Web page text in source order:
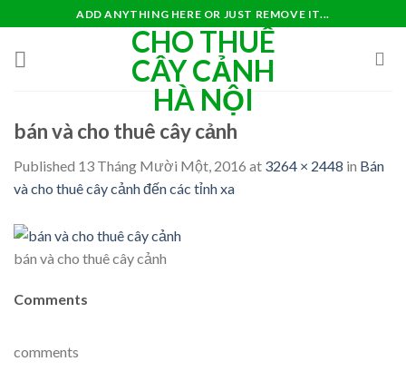
content
ADD ANYTHING HERE OR JUST REMOVE IT...
CHO THUÊ
CÂY CẢNH
HÀ NỘI
bán và cho thuê cây cảnh
Published 13 Tháng Mười Một, 2016 at 3264 × 2448 in Bán
và cho thuê cây cảnh đến các tỉnh xa
bán và cho thuê cây cảnh
Comments
comments